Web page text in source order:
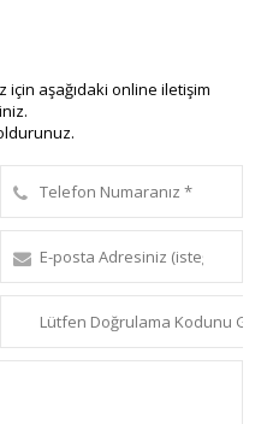
aşağıdaki online iletişim